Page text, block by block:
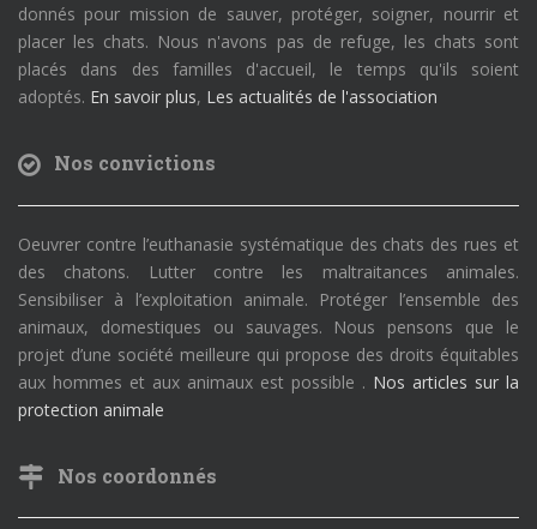
donnés pour mission de sauver, protéger, soigner, nourrir et
placer les chats. Nous n'avons pas de refuge, les chats sont
placés dans des familles d'accueil, le temps qu'ils soient
adoptés. En savoir plus, Les actualités de l'association
Nos convictions
Oeuvrer contre l’euthanasie systématique des chats des rues et
des chatons. Lutter contre les maltraitances animales.
Sensibiliser à l’exploitation animale. Protéger l’ensemble des
animaux, domestiques ou sauvages. Nous pensons que le
projet d’une société meilleure qui propose des droits équitables
aux hommes et aux animaux est possible . Nos articles sur la
protection animale
Nos coordonnés